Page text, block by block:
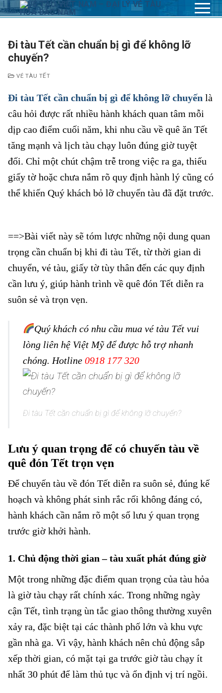
Chuyển
đến
dungĐi tàu Tết cần chuẩn bị gì để không lỡ
chuyến?
VÉ TÀU TẾT
Đi tàu Tết cần chuẩn bị gì để không lỡ chuyến là
câu hỏi được rất nhiều hành khách quan tâm mỗi
dịp cao điểm cuối năm, khi nhu cầu về quê ăn Tết
tăng mạnh và lịch tàu chạy luôn đúng giờ tuyệt
đối. Chỉ một chút chậm trễ trong việc ra ga, thiếu
giấy tờ hoặc chưa nắm rõ quy định hành lý cũng có
thể khiến Quý khách bỏ lỡ chuyến tàu đã đặt trước.
==>Bài viết này sẽ tóm lược những nội dung quan
trọng cần chuẩn bị khi đi tàu Tết, từ thời gian di
chuyển, vé tàu, giấy tờ tùy thân đến các quy định
cần lưu ý, giúp hành trình về quê đón Tết diễn ra
suôn sẻ và trọn vẹn.
Quý khách có nhu cầu mua vé tàu Tết vui
lòng liên hệ Việt Mỹ để được hỗ trợ nhanh
chóng. Hotline0918 177 320
Đi tàu Tết cần chuẩn bị gì để không lỡ chuyến?
Lưu ý quan trọng để có chuyến tàu về
quê đón Tết trọn vẹn
Để chuyến tàu về đón Tết diễn ra suôn sẻ, đúng kế
hoạch và không phát sinh rắc rối không đáng có,
hành khách cần nắm rõ một số lưu ý quan trọng
trước giờ khởi hành.
1. Chủ động thời gian – tàu xuất phát đúng giờ
Một trong những đặc điểm quan trọng của tàu hỏa
là giờ tàu chạy rất chính xác. Trong những ngày
cận Tết, tình trạng ùn tắc giao thông thường xuyên
xảy ra, đặc biệt tại các thành phố lớn và khu vực
gần nhà ga. Vì vậy, hành khách nên chủ động sắp
xếp thời gian, có mặt tại ga trước giờ tàu chạy ít
nhất 30 phút để làm thủ tục và ổn định vị trí ngồi.